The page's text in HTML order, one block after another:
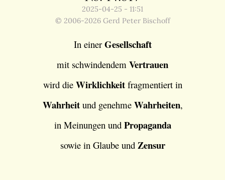
2025-04-25 - 11:51
© 2006-2026 Gerd Peter Bischoff
In einer Gesellschaft
mit schwindendem Vertrauen
wird die Wirklichkeitfragmentiert in
Wahrheitund genehme Wahrheiten,
in Meinungen und Propaganda
sowie in Glaube und Zensur